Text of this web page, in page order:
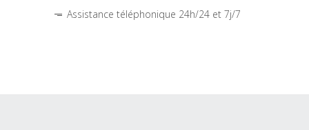
Assistance téléphonique 24h/24 et 7j/7